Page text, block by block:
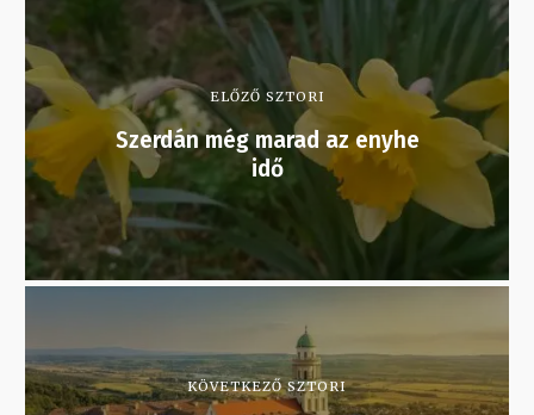
ELŐZŐ SZTORI
Szerdán még marad az enyhe
idő
KÖVETKEZŐ SZTORI